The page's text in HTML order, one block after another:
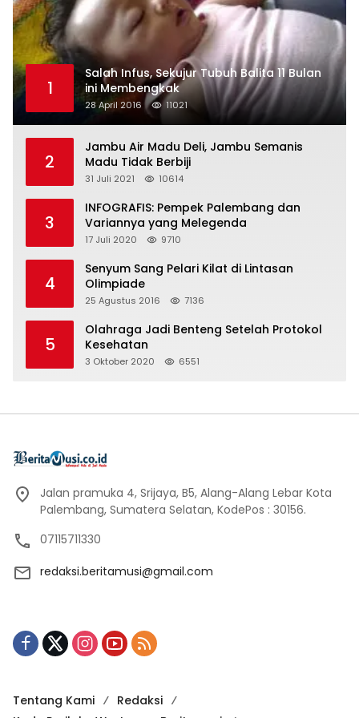
1
Salah Infus, Sekujur Tubuh Balita 11 Bulan
ini Membengkak
28 April 2016 11021
2
Jambu Air Madu Deli, Jambu Semanis
Madu Tidak Berbiji
31 Juli 2021 10614
3
INFOGRAFIS: Pempek Palembang dan
Variannya yang Melegenda
17 Juli 2020 9710
4
Senyum Sang Pelari Kilat di Lintasan
Olimpiade
25 Agustus 2016 7136
5
Olahraga Jadi Benteng Setelah Protokol
Kesehatan
3 Oktober 2020 6551
Jalan pramuka 4, Srijaya, B5, Alang-Alang Lebar Kota
Palembang, Sumatera Selatan, KodePos : 30156.
07115711330
redaksi.beritamusi@gmail.com
Tentang Kami
Redaksi